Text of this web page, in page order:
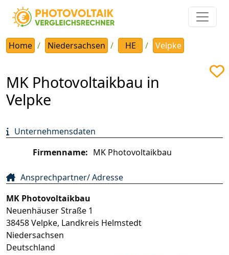
Home Niedersachsen HE Velpke
MK Photovoltaikbau in
Velpke
Unternehmensdaten
Firmenname: MK Photovoltaikbau
Ansprechpartner/ Adresse
MK Photovoltaikbau
Neuenhäuser Straße 1
38458Velpke, Landkreis Helmstedt
Niedersachsen
Deutschland